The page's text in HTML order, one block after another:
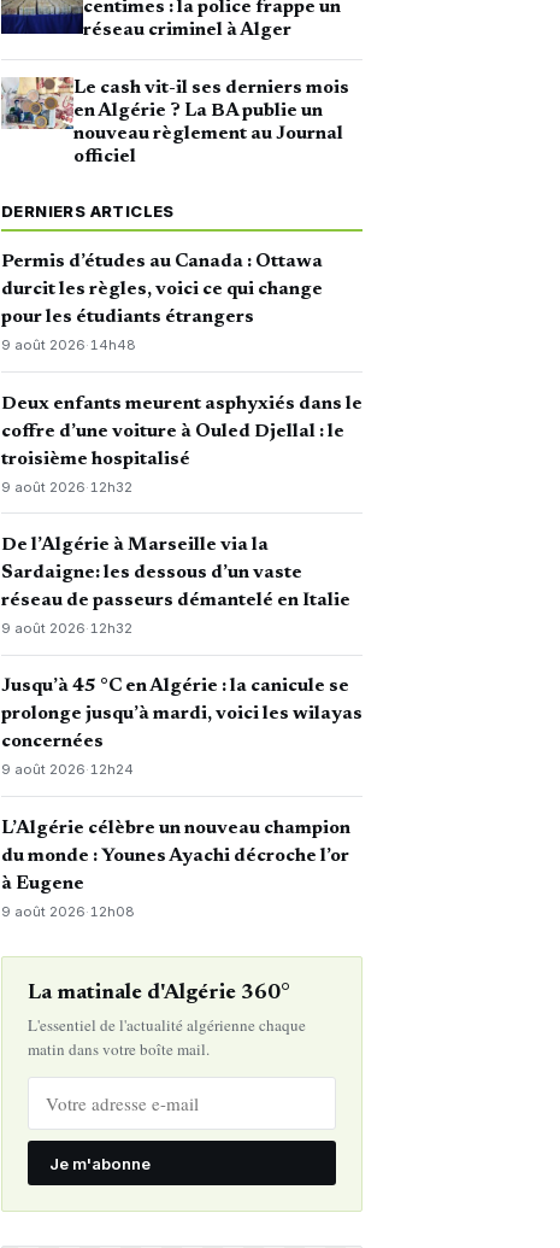
centimes : la police frappe un
réseau criminel à Alger
Le cash vit-il ses derniers mois
en Algérie ? La BA publie un
nouveau règlement au Journal
officiel
DERNIERS ARTICLES
Permis d’études au Canada : Ottawa
durcit les règles, voici ce qui change
pour les étudiants étrangers
9 août 2026·14h48
Deux enfants meurent asphyxiés dans le
coffre d’une voiture à Ouled Djellal : le
troisième hospitalisé
9 août 2026· 12h32
De l’Algérie à Marseille via la
Sardaigne: les dessous d’un vaste
réseau de passeurs démantelé en Italie
9 août 2026·12h32
Jusqu’à 45 °C en Algérie : la canicule se
prolonge jusqu’à mardi, voici les wilayas
concernées
9 août 2026·12h24
L’Algérie célèbre un nouveau champion
du monde : Younes Ayachi décroche l’or
à Eugene
9 août 2026· 12h08
La matinale d'Algérie 360°
L'essentiel de l'actualité algérienne chaque
matin dans votre boîte mail.
Je m'abonne